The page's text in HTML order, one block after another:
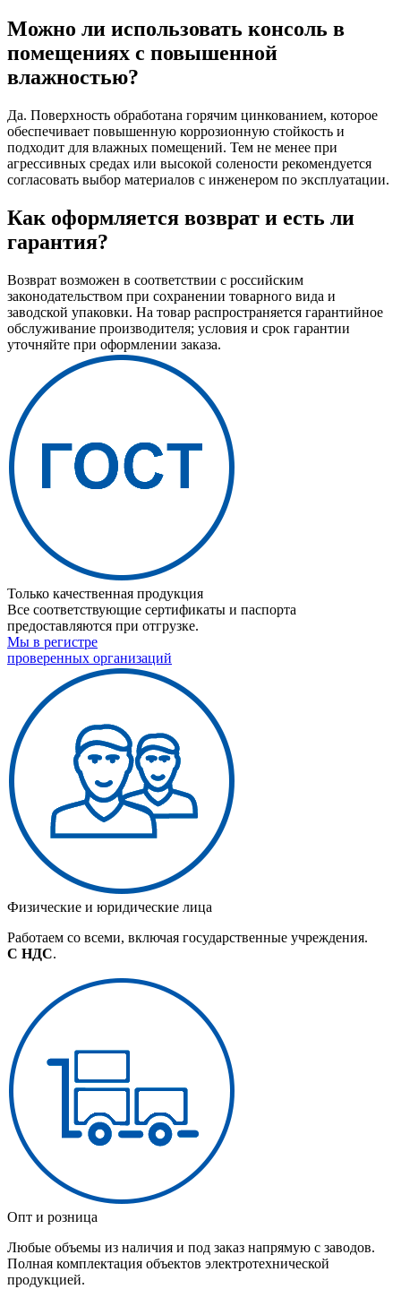
Можно ли использовать консоль в
помещениях с повышенной
влажностью?
Да. Поверхность обработана горячим цинкованием, которое
обеспечивает повышенную коррозионную стойкость и
подходит для влажных помещений. Тем не менее при
агрессивных средах или высокой солености рекомендуется
согласовать выбор материалов с инженером по эксплуатации.
Как оформляется возврат и есть ли
гарантия?
Возврат возможен в соответствии с российским
законодательством при сохранении товарного вида и
заводской упаковки. На товар распространяется гарантийное
обслуживание производителя; условия и срок гарантии
уточняйте при оформлении заказа.
Только качественная продукция
Все соответствующие сертификаты и паспорта
предоставляются при отгрузке.
Мы в регистре
проверенных организаций
Физические и юридические лица
Работаем со всеми, включая государственные учреждения.
С НДС.
Опт и розница
Любые объемы из наличия и под заказ напрямую с заводов.
Полная комплектация объектов электротехнической
продукцией.